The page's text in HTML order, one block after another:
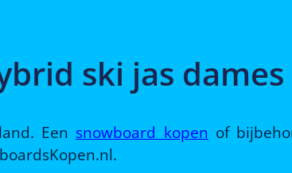
ski jas dames
Een snowboard kopen of